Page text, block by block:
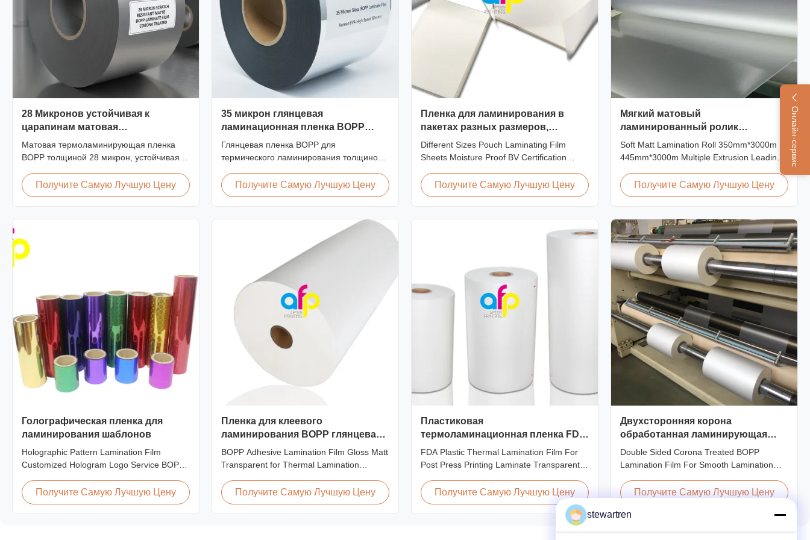
Онлайн-сервис
28 Микронов устойчивая к
царапинам матовая
ламинированная пленка BOPP
Corona обработана
Матовая термоламинирующая пленка
BOPP толщиной 28 микрон, устойчивая к
коронным разрядом, нестандартная
ширина от 360 мм до 1920 мм, твердость
стойкостью к истиранию.
Получите Самую Лучшую Цену
35 микрон глянцевая
ламинационная пленка BOPP
корейская EVA высокая скорость
Глянцевая пленка BOPP для
термического ламинирования толщиной
премиум-класса, ширина 2200 мм,
скорость ламинирования 60 м/мин,
предназначена для ламинирования
больших объемов книжных обложек и
Получите Самую Лучшую Цену
Пленка для ламинирования в
пакетах разных размеров,
влагостойкая, с сертификатом BV
Different Sizes Pouch Laminating Film
Sheets Moisture Proof BV Certification
Laminating Pouches, Laminator Sheets We
produce laminating pouches with various
Получите Самую Лучшую Цену
Мягкий матовый
ламинированный ролик
350мм*3000м 445мм*3000м
Многократная экструзия
Soft Matt Lamination Roll 350mm*3000m
445mm*3000m Multiple Extrusion Leading
Roll Manufacturer As a leading professional
manufacturer and supplier for glossy and
producing high-quality products since 2008.
We utilize 8 ...
Получите Самую Лучшую Цену
Голографическая пленка для
ламинирования шаблонов
Holographic Pattern Lamination Film
Customized Hologram Logo Service BOPP
Shopping Bags Packaging offers fantastic
packaging effects, particularly for
Получите Самую Лучшую Цену
Пленка для клеевого
ламинирования BOPP глянцевая
матовая прозрачная для
термоламинатора
BOPP Adhesive Lamination Film Gloss Matt
Transparent for Thermal Lamination
Lamination Film (gloss & matt) used on
thermal lamination machines. This
Получите Самую Лучшую Цену
Пластиковая
термоламинационная пленка FDA
для постпечатного
ламинирования
FDA Plastic Thermal Lamination Film For
Post Press Printing Laminate Transparent
Post-press Printing Laminate BOPP
Thermal Lamination Film Parameter
Oriented Polypropylene) Film Thickness
Получите Самую Лучшую Цену
Двухсторонняя корона
обработанная ламинирующая
пленка BOPP для гладкой
ламинирования
Double Sided Corona Treated BOPP
Lamination Film For Smooth Lamination
Films are manufactured using Multiple
finish and excellent adhesion to printed
Получите Самую Лучшую Цену
stewartren